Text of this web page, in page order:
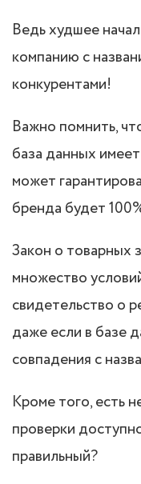
Ведь худшее
компанию с
конкурентами!
Важно помнить,
база данных
может
бренда будет
Закон о товарных
множество
свидетельство о
даже если в базе
совпадения с
Кроме того, есть
проверки
правильный?